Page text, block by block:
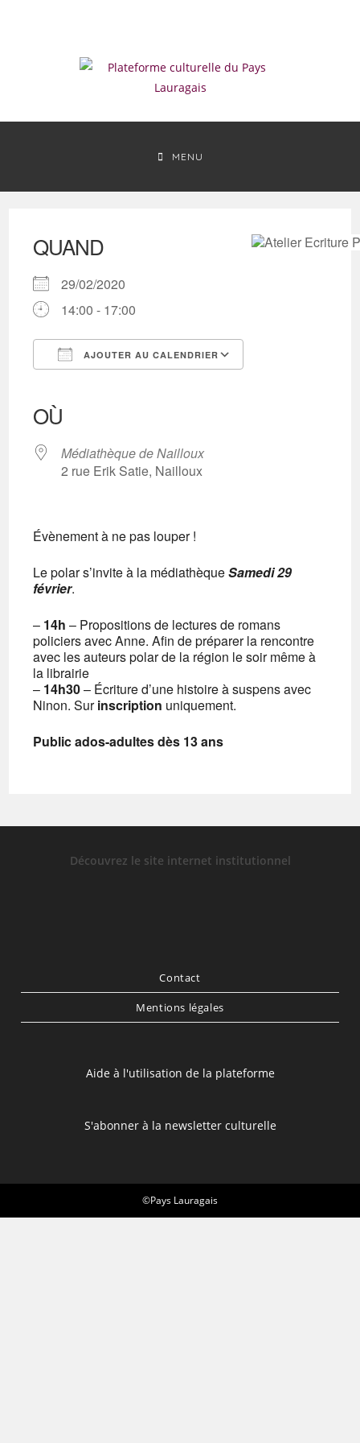
MENU
QUAND
29/02/2020
14:00 - 17:00
AJOUTER AU CALENDRIER
OÙ
Médiathèque de Nailloux
2 rue Erik Satie, Nailloux
Évènement à ne pas louper !
Le polar s’invite à la médiathèqueSamedi 29
février.
– 14h – Propositions de lectures de romans
policiers avec Anne. Afin de préparer la rencontre
avec les auteurs polar de la région le soir même à
la librairie
– 14h30– Écriture d’une histoire à suspens avec
Ninon. Surinscription uniquement.
Public ados-adultes dès 13 ans
Découvrez le site internet institutionnel
Contact
Mentions légales
Aide à l'utilisation de la plateforme
S'abonner à la newsletter culturelle
©Pays Lauragais